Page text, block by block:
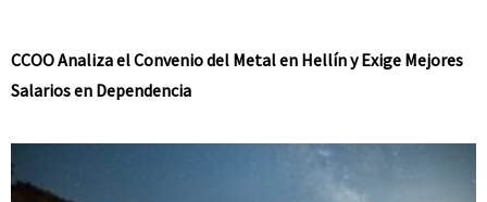
CCOO Analiza el Convenio del Metal en Hellín y Exige Mejores
Salarios en Dependencia